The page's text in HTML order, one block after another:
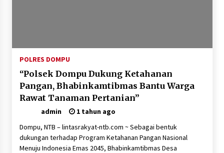
POLRES DOMPU
“Polsek Dompu Dukung Ketahanan
Pangan, Bhabinkamtibmas Bantu Warga
Rawat Tanaman Pertanian”
admin
1 tahun ago
Dompu, NTB – lintasrakyat-ntb.com ~ Sebagai bentuk
dukungan terhadap Program Ketahanan Pangan Nasional
Menuju Indonesia Emas 2045, Bhabinkamtibmas Desa